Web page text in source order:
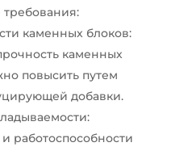
каменных блоков:
каменных
повысить путем
добавки.
работоспособности